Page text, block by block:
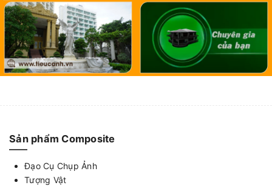
Sản phẩm Composite
Đạo Cụ Chụp Ảnh
Tượng Vật